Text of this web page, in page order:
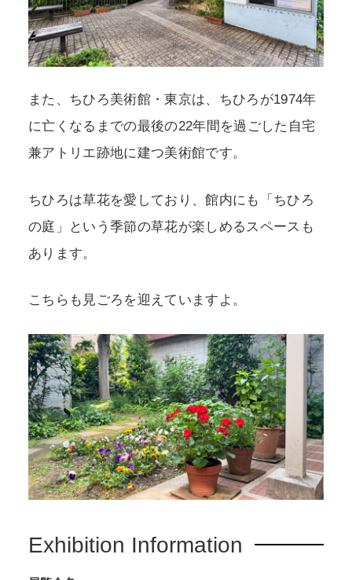
また、ちひろ美術館・東京は、ちひろが1974年
に亡くなるまでの最後の22年間を過ごした自宅
兼アトリエ跡地に建つ美術館です。
ちひろは草花を愛しており、館内にも「ちひろ
の庭」という季節の草花が楽しめるスペースも
あります。
こちらも見ごろを迎えていますよ。
Exhibition Information